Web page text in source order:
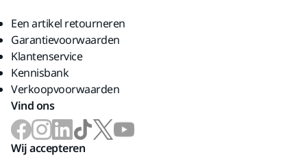
Een artikel retourneren
Garantievoorwaarden
Klantenservice
Kennisbank
Verkoopvoorwaarden
Vind ons
Wij accepteren